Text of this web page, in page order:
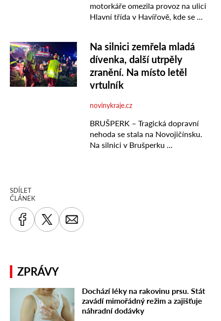
SDÍLET
ČLÁNEK
ZPRÁVY
Dochází léky na rakovinu prsu. Stát
zavádí mimořádný režim a zajišťuje
náhradní dodávky